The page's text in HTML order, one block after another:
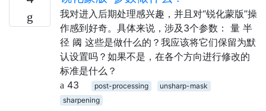
我对进入后期处理感兴趣，并且对“锐化蒙版”操
作感到好奇。具体来说，涉及3个参数： 量 半
径 阈 这些是做什么的？我应该将它们保留为默
认设置吗？如果不是，在各个方向进行修改的
标准是什么？
43
post-processing
unsharp-mask
sharpening